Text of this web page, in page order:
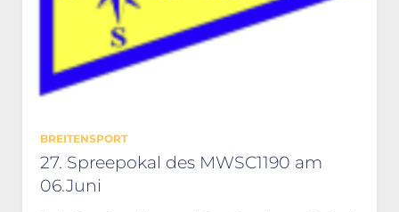
BREITENSPORT
27. Spreepokal des MWSC1190 am
06.Juni